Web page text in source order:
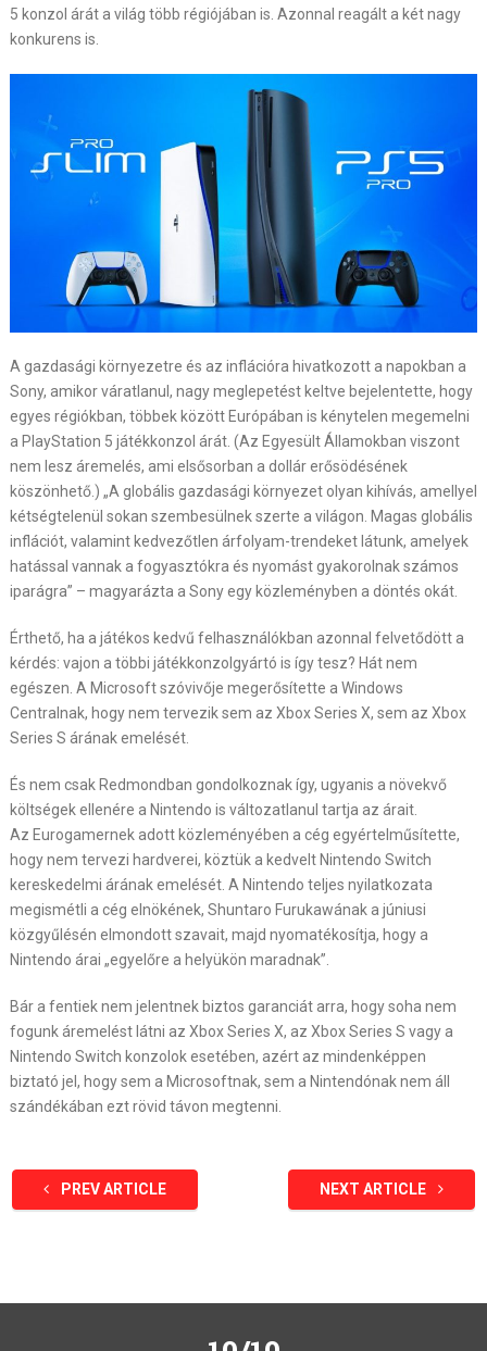
5 konzol árát a világ több régiójában is. Azonnal reagált a két nagy
konkurens is.
A gazdasági környezetre és az inflációra hivatkozott a napokban a
Sony, amikor váratlanul, nagy meglepetést keltve bejelentette, hogy
egyes régiókban, többek között Európában is kénytelen megemelni
a PlayStation 5 játékkonzol árát. (Az Egyesült Államokban viszont
nem lesz áremelés, ami elsősorban a dollár erősödésének
köszönhető.) „A globális gazdasági környezet olyan kihívás, amellyel
kétségtelenül sokan szembesülnek szerte a világon. Magas globális
inflációt, valamint kedvezőtlen árfolyam-trendeket látunk, amelyek
hatással vannak a fogyasztókra és nyomást gyakorolnak számos
iparágra” – magyarázta a Sony egy közleményben a döntés okát.
Érthető, ha a játékos kedvű felhasználókban azonnal felvetődött a
kérdés: vajon a többi játékkonzolgyártó is így tesz? Hát nem
egészen. A Microsoft szóvivője megerősítette a Windows
Centralnak, hogy nem tervezik sem az Xbox Series X, sem az Xbox
Series S árának emelését.
És nem csak Redmondban gondolkoznak így, ugyanis a növekvő
költségek ellenére a Nintendo is változatlanul tartja az árait.
Az Eurogamernek adott közleményében a cég egyértelműsítette,
hogy nem tervezi hardverei, köztük a kedvelt Nintendo Switch
kereskedelmi árának emelését. A Nintendo teljes nyilatkozata
megismétli a cég elnökének, Shuntaro Furukawának a júniusi
közgyűlésén elmondott szavait, majd nyomatékosítja, hogy a
Nintendo árai „egyelőre a helyükön maradnak”.
Bár a fentiek nem jelentnek biztos garanciát arra, hogy soha nem
fogunk áremelést látni az Xbox Series X, az Xbox Series S vagy a
Nintendo Switch konzolok esetében, azért az mindenképpen
biztató jel, hogy sem a Microsoftnak, sem a Nintendónak nem áll
szándékában ezt rövid távon megtenni.
PREV ARTICLE NEXT ARTICLE